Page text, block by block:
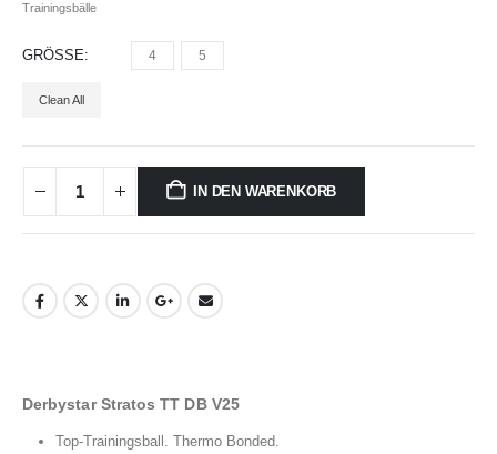
Trainingsbälle
GRÖSSE 4 5
Clean All
IN DEN WARENKORB
Derbystar Stratos TT DB V25
Top-Trainingsball. Thermo Bonded.